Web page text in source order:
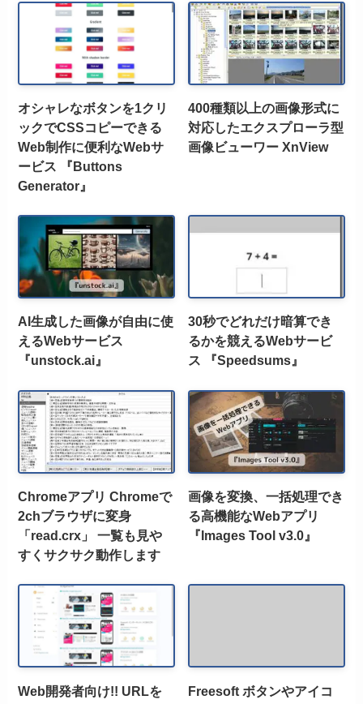
オシャレなボタンを1クリ
ックでCSSコピーできる
Web制作に便利なWebサ
ービス 『Buttons
Generator』
400種類以上の画像形式に
対応したエクスプローラ型
画像ビューワー XnView
AI生成した画像が自由に使
えるWebサービス
『unstock.ai』
30秒でどれだけ暗算でき
るかを競えるWebサービ
ス 『Speedsums』
Chromeアプリ Chromeで
2chブラウザに変身
「read.crx」 一覧も見や
すくサクサク動作します
画像を変換、一括処理でき
る高機能なWebアプリ
『Images Tool v3.0』
Web開発者向け!! URLを
Freesoft ボタンやアイコ